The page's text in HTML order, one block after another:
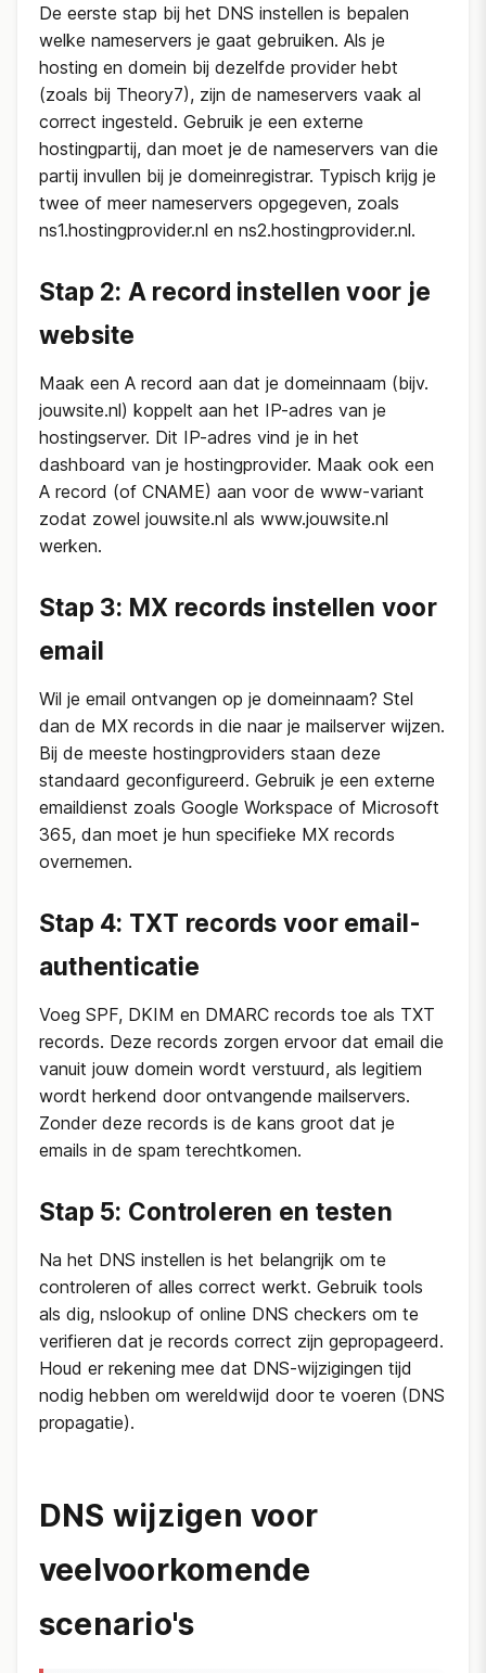
De eerste stap bij het DNS instellen is bepalen
welke nameservers je gaat gebruiken. Als je
hosting en domein bij dezelfde provider hebt
(zoals bij Theory7), zijn de nameservers vaak al
correct ingesteld. Gebruik je een externe
hostingpartij, dan moet je de nameservers van die
partij invullen bij je domeinregistrar. Typisch krijg je
twee of meer nameservers opgegeven, zoals
ns1.hostingprovider.nl en ns2.hostingprovider.nl.
Stap 2: A record instellen voor je
website
Maak een A record aan dat je domeinnaam (bijv.
jouwsite.nl) koppelt aan het IP-adres van je
hostingserver. Dit IP-adres vind je in het
dashboard van je hostingprovider. Maak ook een
A record (of CNAME) aan voor de www-variant
zodat zowel jouwsite.nl als www.jouwsite.nl
werken.
Stap 3: MX records instellen voor
email
Wil je email ontvangen op je domeinnaam? Stel
dan de MX records in die naar je mailserver wijzen.
Bij de meeste hostingproviders staan deze
standaard geconfigureerd. Gebruik je een externe
emaildienst zoals Google Workspace of Microsoft
365, dan moet je hun specifieke MX records
overnemen.
Stap 4: TXT records voor email-
authenticatie
Voeg SPF, DKIM en DMARC records toe als TXT
records. Deze records zorgen ervoor dat email die
vanuit jouw domein wordt verstuurd, als legitiem
wordt herkend door ontvangende mailservers.
Zonder deze records is de kans groot dat je
emails in de spam terechtkomen.
Stap 5: Controleren en testen
Na het DNS instellen is het belangrijk om te
controleren of alles correct werkt. Gebruik tools
als dig, nslookup of online DNS checkers om te
verifieren dat je records correct zijn gepropageerd.
Houd er rekening mee dat DNS-wijzigingen tijd
nodig hebben om wereldwijd door te voeren (DNS
propagatie).
DNS wijzigen voor
veelvoorkomende
scenario's